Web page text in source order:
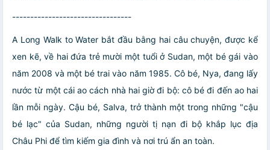
---------------------------------
A Long Walk to Water bắt đầu bằng hai câu chuyện, được kể
xen kẽ, về hai đứa trẻ mười một tuổi ở Sudan, một bé gái vào
năm 2008 và một bé trai vào năm 1985. Cô bé, Nya, đang lấy
nước từ một cái ao cách nhà hai giờ đi bộ: cô bé đi đến ao hai
lần mỗi ngày. Cậu bé, Salva, trở thành một trong những "cậu
bé lạc" của Sudan, những người tị nạn đi bộ khắp lục địa
Châu Phi để tìm kiếm gia đình và nơi trú ẩn an toàn.